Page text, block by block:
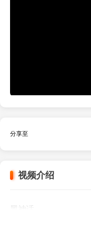
分享至
视频介绍
黑神话